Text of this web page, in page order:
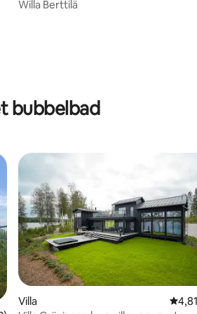
Willa Berttilä
bubbelbad
Villa